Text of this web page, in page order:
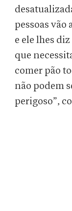
pessoas vão
e ele lhes
que
comer pão
não podem
perigoso”,